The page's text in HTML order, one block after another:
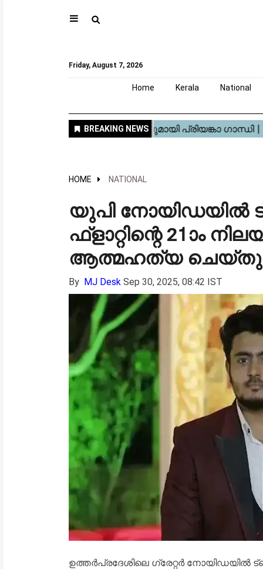
⚲
Friday, August 7, 2026
Home Kerala National
HOME NATIONAL
യുപി നോയിഡയിൽ
ഫ്‌ളാറ്റിന്റെ 21ാം
ആത്മഹത്യ ചെയ്തു
By MJ Desk Sep 30, 2025, 08:42 IST
ഉത്തർപ്രദേശിലെ ഗ്രേറ്റർ നോയിഡയിൽ